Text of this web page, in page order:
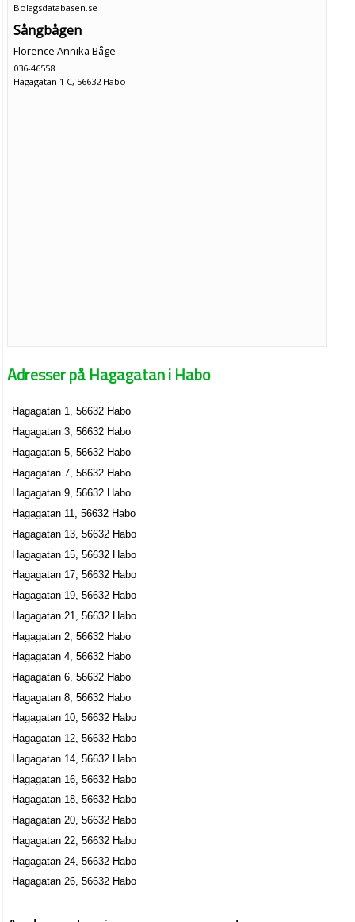
Bolagsdatabasen.se
Sångbågen
Florence Annika Båge
036-46558
Hagagatan 1 C, 56632 Habo
Adresser på Hagagatan i Habo
Hagagatan 1, 56632 Habo
Hagagatan 3, 56632 Habo
Hagagatan 5, 56632 Habo
Hagagatan 7, 56632 Habo
Hagagatan 9, 56632 Habo
Hagagatan 11, 56632 Habo
Hagagatan 13, 56632 Habo
Hagagatan 15, 56632 Habo
Hagagatan 17, 56632 Habo
Hagagatan 19, 56632 Habo
Hagagatan 21, 56632 Habo
Hagagatan 2, 56632 Habo
Hagagatan 4, 56632 Habo
Hagagatan 6, 56632 Habo
Hagagatan 8, 56632 Habo
Hagagatan 10, 56632 Habo
Hagagatan 12, 56632 Habo
Hagagatan 14, 56632 Habo
Hagagatan 16, 56632 Habo
Hagagatan 18, 56632 Habo
Hagagatan 20, 56632 Habo
Hagagatan 22, 56632 Habo
Hagagatan 24, 56632 Habo
Hagagatan 26, 56632 Habo